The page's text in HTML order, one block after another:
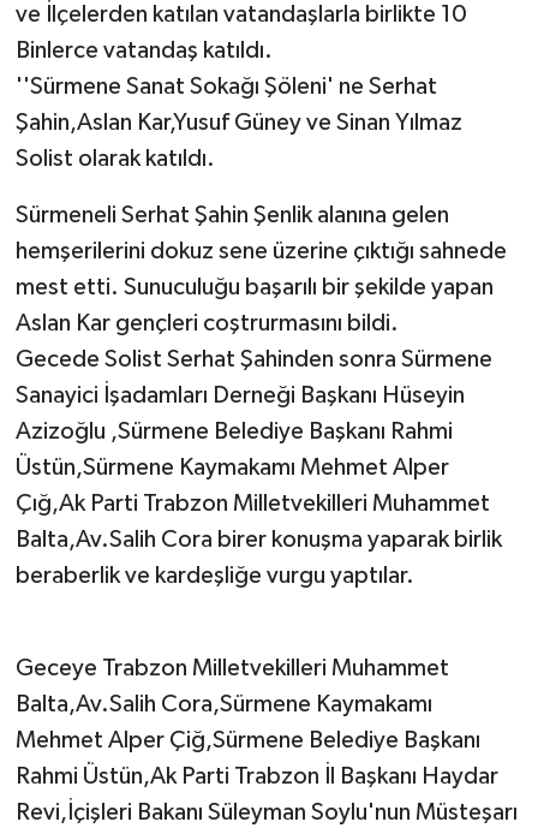
ve İlçelerden katılan vatandaşlarla birlikte 10
Binlerce vatandaş katıldı.
''Sürmene Sanat Sokağı Şöleni' ne Serhat
Şahin,Aslan Kar,Yusuf Güney ve Sinan Yılmaz
Solist olarak katıldı.
Sürmeneli Serhat Şahin Şenlik alanına gelen
hemşerilerini dokuz sene üzerine çıktığı sahnede
mest etti. Sunuculuğu başarılı bir şekilde yapan
Aslan Kar gençleri coştrurmasını bildi.
Gecede Solist Serhat Şahinden sonra Sürmene
Sanayici İşadamları Derneği Başkanı Hüseyin
Azizoğlu ,Sürmene Belediye Başkanı Rahmi
Üstün,Sürmene Kaymakamı Mehmet Alper
Çığ,Ak Parti Trabzon Milletvekilleri Muhammet
Balta,Av.Salih Cora birer konuşma yaparak birlik
beraberlik ve kardeşliğe vurgu yaptılar.
Geceye Trabzon Milletvekilleri Muhammet
Balta,Av.Salih Cora,Sürmene Kaymakamı
Mehmet Alper Çiğ,Sürmene Belediye Başkanı
Rahmi Üstün,Ak Parti Trabzon İl Başkanı Haydar
Revi,İçişleri Bakanı Süleyman Soylu'nun Müsteşarı